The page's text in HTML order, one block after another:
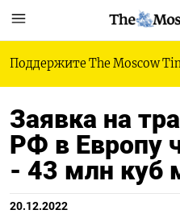
Поддержите The Moscow
Заявка на
РФ в Европу
- 43 млн куб
20.12.2022